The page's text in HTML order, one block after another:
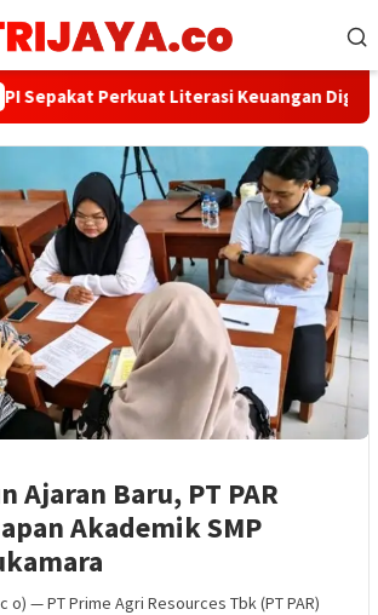
Perkuat Literasi Keuangan Digital
Ajaran Baru, PT PAR
Akademik SMP
o) — PT Prime Agri Resources Tbk (PT PAR)